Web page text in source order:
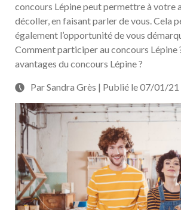
concours Lépine peut permettre à votre
décoller, en faisant parler de vous. Cela
également l’opportunité de vous
Comment participer au concours Lépine
avantages du concours Lépine ?
Par Sandra Grès | Publié le 07/01/21